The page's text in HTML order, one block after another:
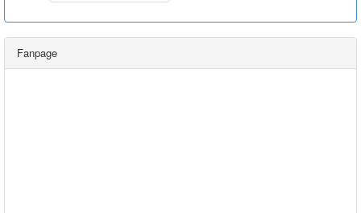
Fanpage